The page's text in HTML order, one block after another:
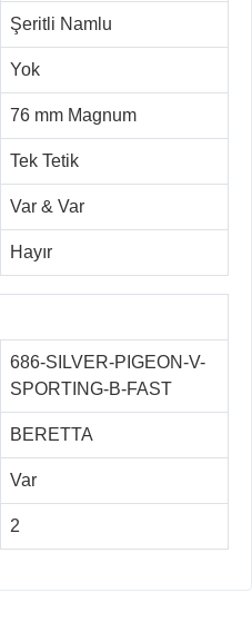
Şeritli Namlu
Yok
76 mm Magnum
Tek Tetik
Var & Var
Hayır
686-SILVER-PIGEON-V-
SPORTING-B-FAST
BERETTA
Var
2